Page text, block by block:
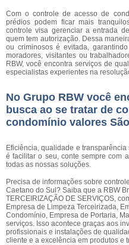
Com o controle de acesso de
prédios podem ficar mais
controle visa gerenciar a entrada
quem tem autorização. Dessa
ou criminosos é evitada,
moradores, visitantes ou
RBW, você encontra serviços de
especialistas experientes na
No Grupo RBW você
busca ao se tratar de
condomínio valores
Eficiência, qualidade e
é facilitar o seu, conte sempre com
todas as nossas soluções.
Precisa de informações sobre
Caetano do Sul? Saiba que a RBW
TERCEIRIZAÇÃO DE SERVIÇOS,
Empresa de Limpeza Terceirizada,
Condomínio, Empresa de Portaria,
serviços. Isso acontece graças aos
profissionais e instalações de
cliente e a excelência em produtos e